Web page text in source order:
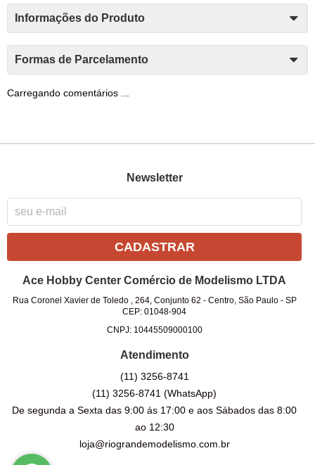
Informações do Produto
Formas de Parcelamento
Carregando comentários ...
Newsletter
CADASTRAR
Ace Hobby Center Comércio de Modelismo LTDA
Rua Coronel Xavier de Toledo , 264, Conjunto 62 - Centro, São Paulo- SP
CEP: 01048-904
CNPJ: 10445509000100
Atendimento
(11) 3256-8741
(11) 3256-8741(WhatsApp)
De segunda a Sexta das 9:00 ás 17:00 e aos Sábados das 8:00
ao 12:30
loja@riograndemodelismo.com.br